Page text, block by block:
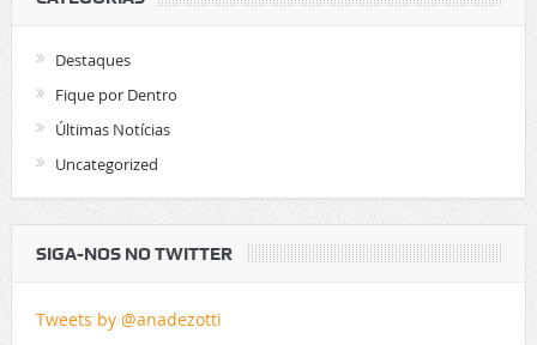
Destaques
Fique por Dentro
Últimas Notícias
Uncategorized
SIGA-NOS NO TWITTER
Tweets by @anadezotti